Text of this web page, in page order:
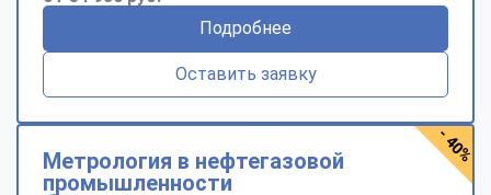
Подробнее
Оставить заявку
Метрология в нефтегазовой
промышленности
- 40%